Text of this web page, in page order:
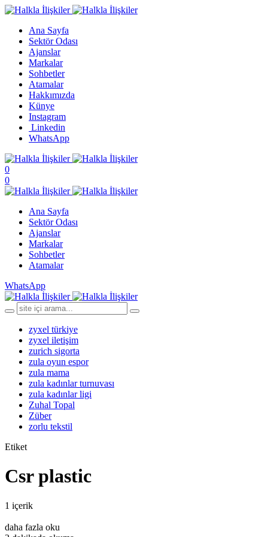
Ana Sayfa
Sektör Odası
Ajanslar
Markalar
Sohbetler
Atamalar
Hakkımızda
Künye
Instagram
Linkedin
WhatsApp
0
0
Ana Sayfa
Sektör Odası
Ajanslar
Markalar
Sohbetler
Atamalar
WhatsApp
zyxel türkiye
zyxel iletişim
zurich sigorta
zula oyun espor
zula mama
zula kadınlar turnuvası
zula kadınlar ligi
Zuhal Topal
Züber
zorlu tekstil
Etiket
Csr plastic
1 içerik
daha fazla oku